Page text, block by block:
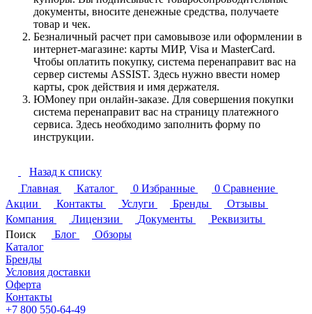
документы, вносите денежные средства, получаете
товар и чек.
Безналичный расчет при самовывозе или оформлении в
интернет-магазине: карты МИР, Visa и MasterCard.
Чтобы оплатить покупку, система перенаправит вас на
сервер системы ASSIST. Здесь нужно ввести номер
карты, срок действия и имя держателя.
ЮMoney при онлайн-заказе. Для совершения покупки
система перенаправит вас на страницу платежного
сервиса. Здесь необходимо заполнить форму по
инструкции.
Назад к списку
Главная
Каталог 0 Избранные 0 Сравнение
Акции
Контакты Услуги Бренды
Отзывы
Компания
Лицензии Документы
Реквизиты
Поиск
Блог
Обзоры
Каталог
Бренды
Условия доставки
Оферта
Контакты
+7 800 550-64-49